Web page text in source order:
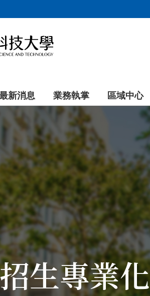
新消息 業務執掌 區域中心
生專業